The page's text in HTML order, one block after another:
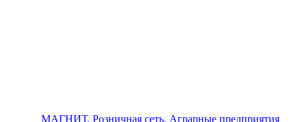
МАГНИТ, Розничная сеть. Аграрные предприятия